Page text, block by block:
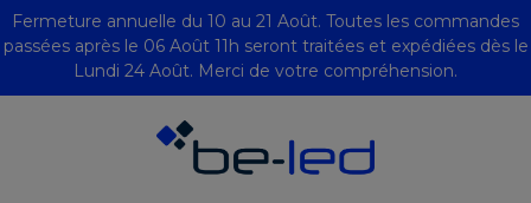
Fermeture annuelle du 10 au 21 Août. Toutes les commandes
passées après le 06 Août 11h seront traitées et expédiées dès le
Lundi 24 Août. Merci de votre compréhension.